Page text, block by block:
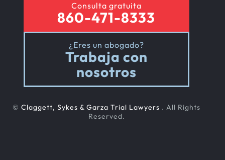
Consulta gratuita
860-471-8333
¿Eres un abogado?
Trabaja con
nosotros
© Claggett, Sykes & Garza Trial Lawyers . All Rights
Reserved.